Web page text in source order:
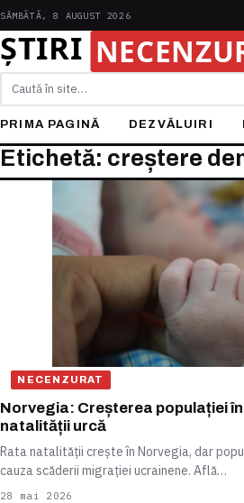
SÂMBĂTĂ, 8 AUGUST 2026
Caută
PRIMA PAGINĂ DEZVĂLUIRI
Etichetă: creștere
NECENZURAT
Norvegia: Creșterea populației
natalității urcă
Rata natalității crește în Norvegia, dar
cauza scăderii migrației ucrainene. Află…
28 mai 2026